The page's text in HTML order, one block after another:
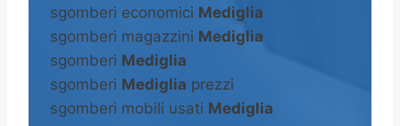
sgomberi economici Mediglia
sgomberi magazzini Mediglia
sgomberi Mediglia
sgomberi Mediglia prezzi
sgomberi mobili usati Mediglia